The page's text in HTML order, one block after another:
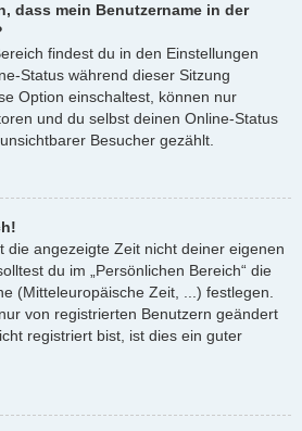
dass mein Benutzername in der
findest du in den Einstellungen
Status während dieser Sitzung
Option einschaltest, können nur
und du selbst deinen Online-Status
Besucher gezählt.
die angezeigte Zeit nicht deiner eigenen
du im „Persönlichen Bereich“ die
(Mitteleuropäische Zeit, ...) festlegen.
von registrierten Benutzern geändert
registriert bist, ist dies ein guter